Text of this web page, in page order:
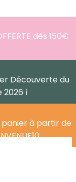
dès 150€
Découverte du
ℹ️
panier à partir de